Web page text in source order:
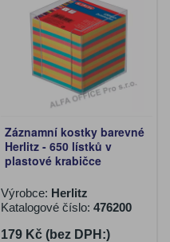
Záznamní kostky barevné
Herlitz - 650 lístků v
plastové krabičce
Výrobce: Herlitz
Katalogové číslo: 476200
179 Kč (bez DPH:)